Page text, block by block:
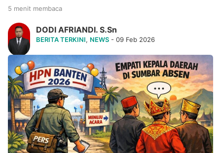
5 menit membaca
DODI AFRIANDI. S.Sn
BERITA TERKINI, NEWS - 09 Feb 2026